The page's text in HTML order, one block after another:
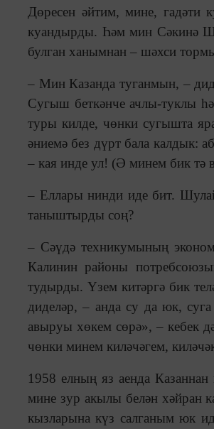
Дөресен әйтим, мине, гадәти
куандырды. Һәм мин Сәкинә
булган ханымнан – шәхси
– Мин Казанда туганмын, –
Сугыш беткәнче ачлы-туклы
туры килде, чөнки сугышта
әниемә без дүрт бала калдык:
– кая инде ул! (Ә минем бик тә
– Еллары нинди иде бит.
таныштырды соң?
– Сәүдә техникумының
Калинин районы
тудырды. Үзем китәргә бик
диделәр, – анда су да юк,
авыруы хөкем сөрә», – кебек
чөнки минем киләчәгем,
1958 елның яз аенда Казаннан
мине зур акылы белән хәйран
кызларына күз салганым юк